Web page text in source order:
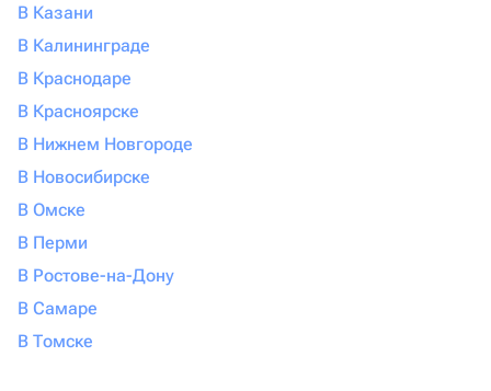
В Казани
В Калининграде
В Краснодаре
В Красноярске
В Нижнем Новгороде
В Новосибирске
В Омске
В Перми
В Ростове-на-Дону
В Самаре
В Томске